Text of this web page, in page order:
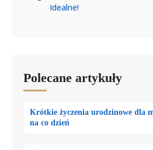
Idealne!
Polecane artykuły
Krótkie życzenia urodzinowe dla
na co dzień